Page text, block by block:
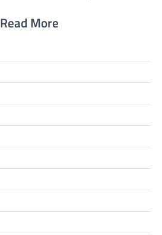
Read More